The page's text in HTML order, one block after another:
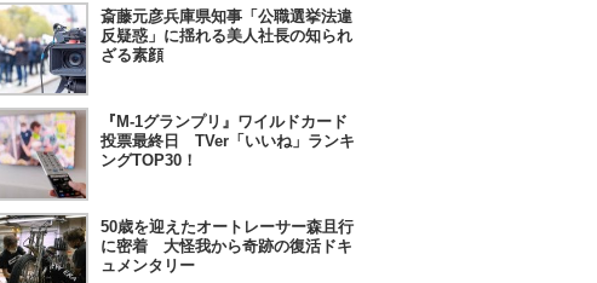
斎藤元彦兵庫県知事「公職選挙法違
反疑惑」に揺れる美人社長の知られ
ざる素顔
『M-1グランプリ』ワイルドカード
投票最終日 TVer「いいね」ランキ
ングTOP30！
50歳を迎えたオートレーサー森且行
に密着 大怪我から奇跡の復活ドキ
ュメンタリー